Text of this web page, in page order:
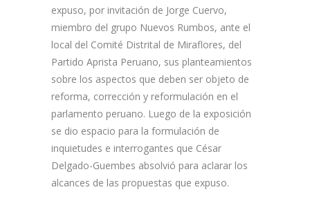
expuso, por invitación de Jorge Cuervo,
miembro del grupo Nuevos Rumbos, ante el
local del Comité Distrital de Miraflores, del
Partido Aprista Peruano, sus planteamientos
sobre los aspectos que deben ser objeto de
reforma, corrección y reformulación en el
parlamento peruano. Luego de la exposición
se dio espacio para la formulación de
inquietudes e interrogantes que César
Delgado-Guembes absolvió para aclarar los
alcances de las propuestas que expuso.